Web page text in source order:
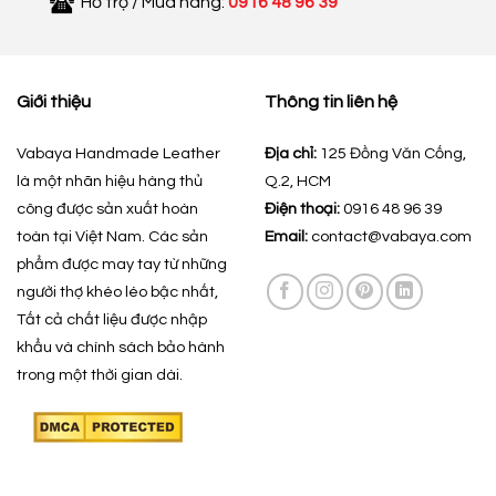
Giới thiệu
Vabaya Handmade Leather
là một nhãn hiệu hàng thủ
công được sản xuất hoàn
toàn tại Việt Nam. Các sản
phẩm được may tay từ những
người thợ khéo léo bậc nhất,
Tất cả chất liệu được nhập
khẩu và chính sách bảo hành
trong một thời gian dài.
Thông tin liên hệ
Địa chỉ: 125 Đồng Văn Cống,
Q.2, HCM
Điện thoại: 0916 48 96 39
Email: contact@vabaya.com